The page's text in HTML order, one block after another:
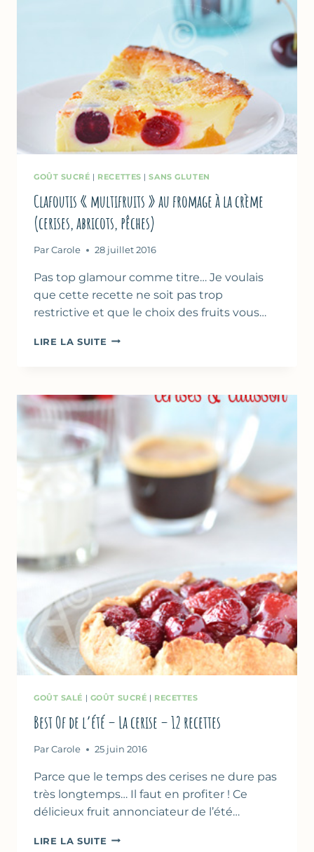
GOÛT SUCRÉ | RECETTES |SANS GLUTEN
Clafoutis « multifruits » au fromage à la crème
(cerises, abricots, pêches)
Par Carole 28 juillet 2016
Pas top glamour comme titre… Je voulais
que cette recette ne soit pas trop
restrictive et que le choix des fruits vous…
LIRE LA SUITE CLAFOUTIS
À
LA
(CERISES,
ABRICOTS,
PÊCHES)
GOÛT SALÉ | GOÛT SUCRÉ | RECETTES
Best Of de l’été – La cerise – 12 recettes
Par Carole 25 juin 2016
Parce que le temps des cerises ne dure pas
très longtemps… Il faut en profiter ! Ce
délicieux fruit annonciateur de l’été…
LIRE LA SUITE BEST